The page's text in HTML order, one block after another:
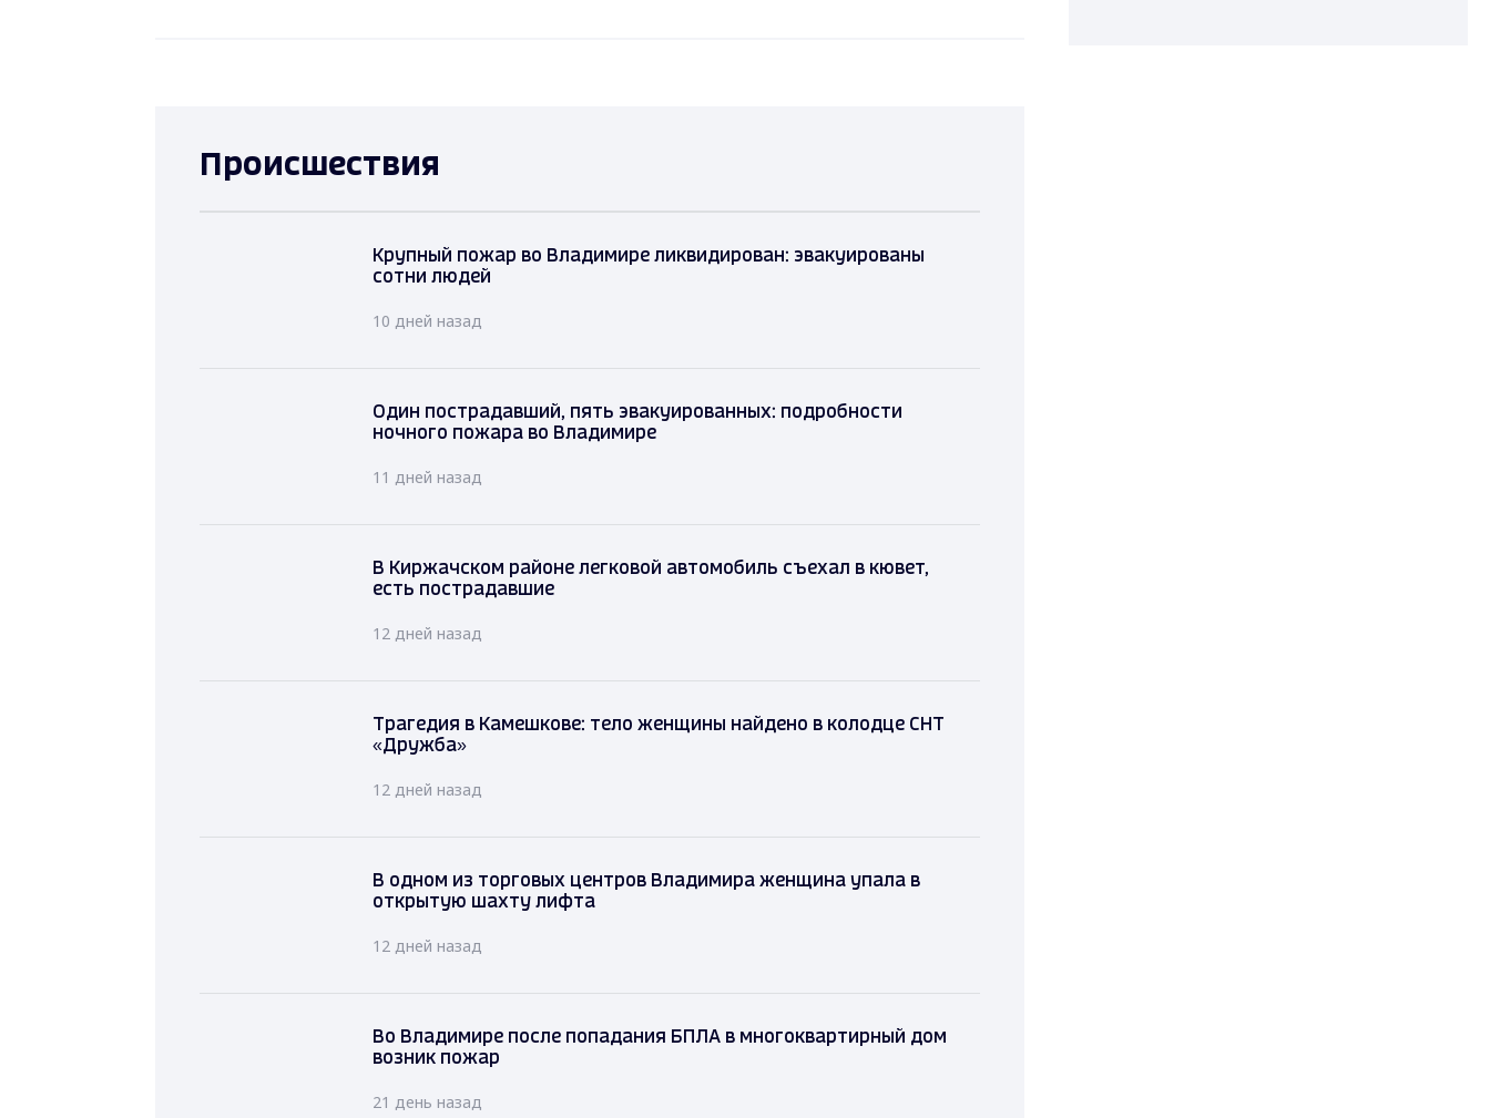
Происшествия
Крупный пожар во Владимире ликвидирован: эвакуированы
сотни людей
10 дней назад
Один пострадавший, пять эвакуированных: подробности
ночного пожара во Владимире
11 дней назад
В Киржачском районе легковой автомобиль съехал в кювет,
есть пострадавшие
12 дней назад
Трагедия в Камешкове: тело женщины найдено в колодце СНТ
«Дружба»
12 дней назад
В одном из торговых центров Владимира женщина упала в
открытую шахту лифта
12 дней назад
Во Владимире после попадания БПЛА в многоквартирный
дом возник пожар
21 день назад